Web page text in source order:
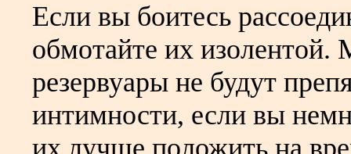
Если вы боитесь
обмотайте их
резервуары не будут
интимности, если вы